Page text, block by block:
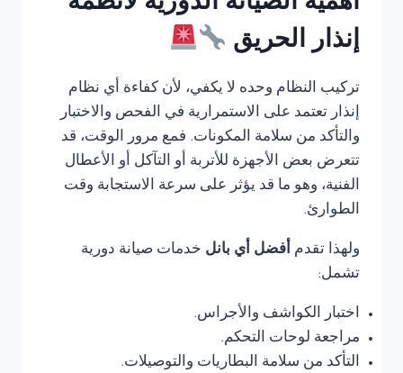
أهمية الصيانة الدورية لأنظمة
إنذار الحريق
تركيب النظام وحده لا يكفي، لأن كفاءة أي نظام
إنذار تعتمد على الاستمرارية في الفحص والاختبار
والتأكد من سلامة المكونات. فمع مرور الوقت، قد
تتعرض بعض الأجهزة للأتربة أو التآكل أو الأعطال
الفنية، وهو ما قد يؤثر على سرعة الاستجابة وقت
الطوارئ.
ولهذا تقدم أفضل أي بانل خدمات صيانة دورية
تشمل:
اختبار الكواشف والأجراس.
مراجعة لوحات التحكم.
التأكد من سلامة البطاريات والتوصيلات.